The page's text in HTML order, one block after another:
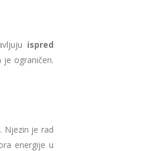
ispred
ograničen.
Njezin je rad
energije u